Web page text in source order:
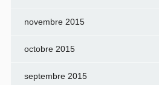
novembre 2015
octobre 2015
septembre 2015